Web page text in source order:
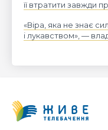
її втратити завжди
«Віра, яка не знає
і лукавством», —